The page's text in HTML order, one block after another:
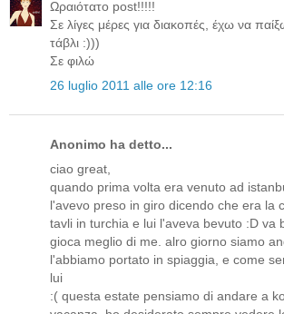
Ωραιότατο post!!!!!
Σε λίγες μέρες για διακοπές, έχω να
τάβλι :)))
Σε φιλώ
26 luglio 2011 alle ore 12:16
Anonimo ha detto...
ciao great,
quando prima volta era venuto ad
l'avevo preso in giro dicendo che era la
tavli in turchia e lui l'aveva bevuto :D va
gioca meglio di me. alro giorno siamo
l'abbiamo portato in spiaggia, e come
lui
:( questa estate pensiamo di andare a